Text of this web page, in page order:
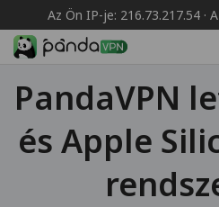
Az Ön IP-je: 216.73.217.54 ·
PandaVPN
és Apple